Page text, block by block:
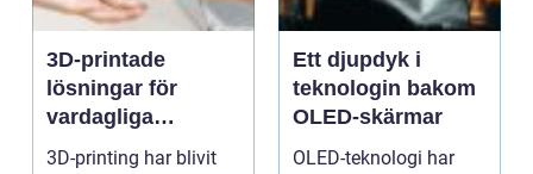
3D-printade
lösningar för
vardagliga
problem hemma
3D-printing har blivit
Ett djupdyk i
teknologin bakom
OLED-skärmar
OLED-teknologi har